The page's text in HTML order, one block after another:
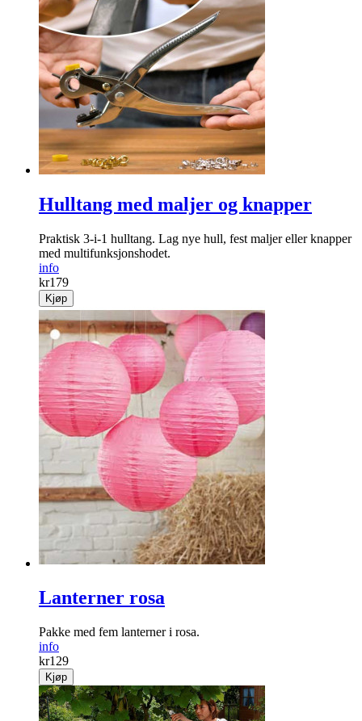
Hulltang med maljer og knapper
Praktisk 3-i-1 hulltang. Lag nye hull, fest maljer eller knapper
med multifunksjonshodet.
info
kr179
Kjøp
Lanterner rosa
Pakke med fem lanterner i rosa.
info
kr129
Kjøp